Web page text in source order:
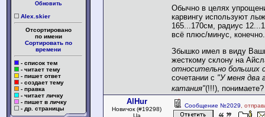
Обновить
Alex.skier
Отсортировано
по имени
Сортировать по
времени
- список тем
- читает тему
- пишет ответ
- создает тему
- правка
- читает личку
- пишет в личку
- др. страницы
Обычно в целях
карвингу используют
165...170см, радиус
всё плюс/минус, конечно.
Збышко имел в виду
жесткому склону на
относительно больших
сочетании с "У меня два
катания"(!!!),
AlHur
Новичок (#19298)
Ua
Сообщение №2029 ,